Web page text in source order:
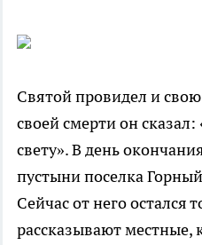
Святой провидел и
своей смерти он
свету». В день
пустыни поселка
Сейчас от него остался
рассказывают местные,